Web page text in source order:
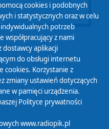
cookies i podobnych
i statystycznych oraz w celu
potrzeb
współpracujący z nami
dostawcy aplikacji
do obsługi internetu
cookies. Korzystanie z
zmiany ustawień dotyczących
w pamięci urządzenia.
Polityce prywatności
www.radiopik.pl